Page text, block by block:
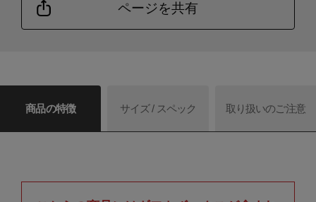
ページを共有
商品の特徴 サイズ / スペック 取り扱いのご注意